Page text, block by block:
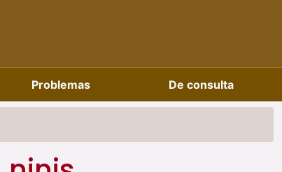
Problemas De consulta